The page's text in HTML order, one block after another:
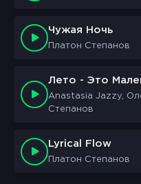
Чужая Ночь
Платон Степанов
Лето - Это
Anastasia Jazzy,
Степанов
Lyrical Flow
Платон Степанов